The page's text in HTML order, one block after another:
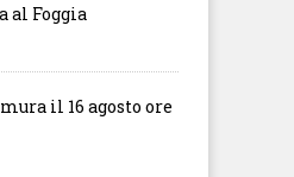
al Foggia
il 16 agosto ore